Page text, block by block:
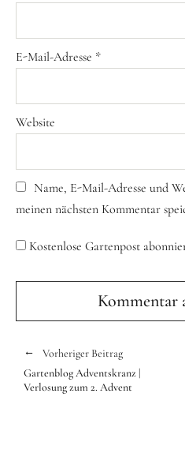
E-Mail-Adresse *
Website
Name, E-Mail-Adresse und
meinen nächsten Kommentar
Kostenlose Gartenpost
Vorheriger Beitrag
Gartenblog Adventskranz |
Verlosung zum 2. Advent